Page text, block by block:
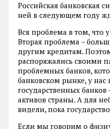
Российская банковская
ней в следующем году
Вся проблема в том, что
Вторая проблема –
другим кредитам.
распоряжались своими
проблемных банков,
банковском рынке, у нас
государственных банков
активов страны. А для
видели, пока
Если мы говорим о